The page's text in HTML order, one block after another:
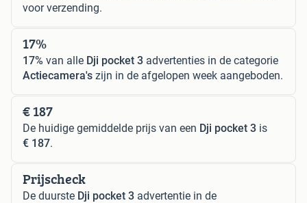
voor verzending.
17%
17% van alle Dji pocket 3 advertenties in de categorie
Actiecamera's zijn in de afgelopen week aangeboden.
€ 187
De huidige gemiddelde prijs van een Dji pocket 3 is
€ 187.
Prijscheck
De duurste Dji pocket 3 advertentie in de